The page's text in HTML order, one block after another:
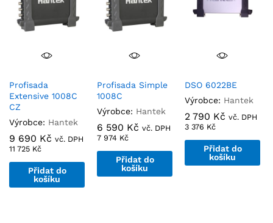
Profisada
Extensive 1008C
CZ
Výrobce: Hantek
9 690 Kč vč. DPH
11 725 Kč
Přidat do
košíku
Profisada Simple
1008C
Výrobce: Hantek
6 590 Kč vč. DPH
7 974 Kč
Přidat do
košíku
DSO 6022BE
Výrobce: Hantek
2 790 Kč vč. DPH
3 376 Kč
Přidat do
košíku